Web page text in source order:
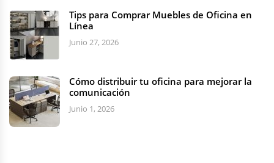
Tips para Comprar Muebles de Oficina en
Línea
Junio 27, 2026
Cómo distribuir tu oficina para mejorar la
comunicación
Junio 1, 2026